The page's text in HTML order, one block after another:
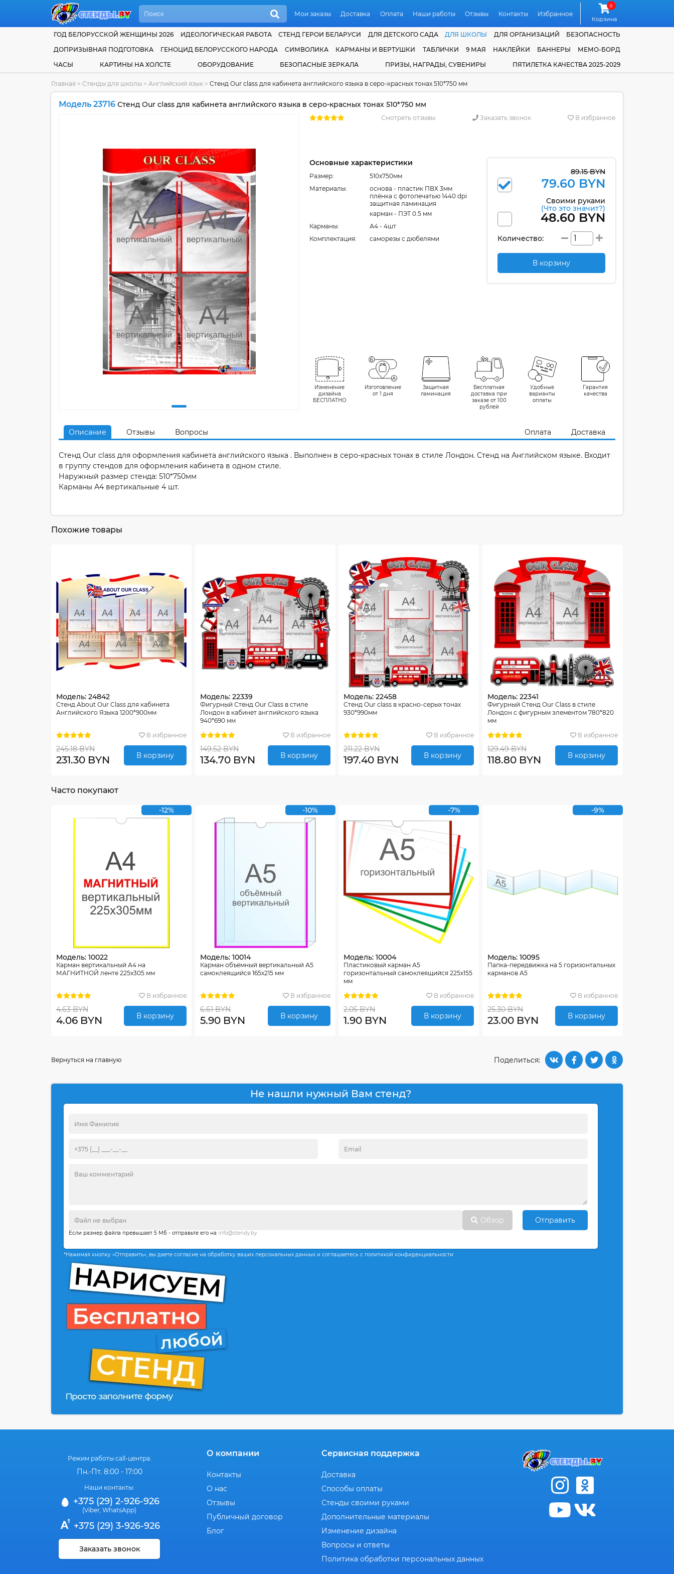
Мои заказы Доставка Оплата Наши работы Отзывы Контакты Избранное
0
Корзина
ГОД БЕЛОРУССКОЙ ЖЕНЩИНЫ 2026 ИДЕОЛОГИЧЕСКАЯ РАБОТА СТЕНД ГЕРОИ БЕЛАРУСИ ДЛЯ ДЕТСКОГО САДА ДЛЯ ШКОЛЫ ДЛЯ ОРГАНИЗАЦИЙ
БЕЗОПАСНОСТЬ
ДОПРИЗЫВНАЯ ПОДГОТОВКА
ГЕНОЦИД БЕЛОРУССКОГО НАРОДА СИМВОЛИКА КАРМАНЫ И ВЕРТУШКИ ТАБЛИЧКИ 9 МАЯ НАКЛЕЙКИ БАННЕРЫ
МЕМО-БОРД
ЧАСЫ
КАРТИНЫ НА ХОЛСТЕ ОБОРУДОВАНИЕ БЕЗОПАСНЫЕ ЗЕРКАЛА ПРИЗЫ, НАГРАДЫ, СУВЕНИРЫ ПЯТИЛЕТКА КАЧЕСТВА 2025-2029
Главная > Стенды для школы > Английский язык > Стенд Our class для кабинета английского языка в серо-красных тонах 510*750 мм
Модель 23716 Стенд Our class для кабинета английского языка в серо-красных тонах 510*750 мм
Смотреть отзывы Заказать звонок В избранное
Основные характеристики
Размер:
510x750мм
Материалы:
основа - пластик ПВХ 3мм
плёнка с фотопечатью 1440 dpi
защитная ламинация
карман - ПЭТ 0.5 мм
Карманы:
А4 - 4шт
Комплектация:
cаморезы с дюбелями
89.15 BYN
79.60 BYN
Своими руками
(Что это значит?)
48.60 BYN
Количество:
В корзину
Изменение
дизайна
БЕСПЛАТНО
Изготовление
от 1 дня
Защитная
ламинация
Бесплатная
доставка при
заказе от 100
рублей
Удобные
варианты
оплаты
Гарантия
качества
Описание Отзывы Вопросы Оплата Доставка
Стенд Our class для оформления кабинета английского языка . Выполнен в серо-красных тонах в стиле Лондон. Стенд на Английском языке. Входит
в группу стендов для оформления кабинета в одном стиле.
Наружный размер стенда: 510*750мм
Карманы А4 вертикальные 4 шт.
Похожие товары
Модель: 24842
Стенд About Our Class для кабинета
Английского Языка 1200*900мм
В избранное
245.18 BYN
231.30 BYN В корзину
Модель: 22339
Фигурный Стенд Our Class в стиле
Лондон в кабинет английского языка
940*690 мм
В избранное
149.52 BYN
134.70 BYN В корзину
Модель: 22458
Стенд Our class в красно-серых тонах
930*990мм
В избранное
211.22 BYN
197.40 BYN В корзину
Модель: 22341
Фигурный Стенд Our Class в стиле
Лондон с фигурным элементом 780*820
мм
В избранное
129.49 BYN
118.80 BYN В корзину
Часто покупают
-12%
Модель: 10022
Карман вертикальный А4 на
МАГНИТНОЙ ленте 225х305 мм
В избранное
4.63 BYN
4.06 BYN В корзину
-10%
Модель: 10014
Карман объёмный вертикальный А5
самоклеящийся 165х215 мм
В избранное
6.61 BYN
5.90 BYN В корзину
-7%
Модель: 10004
Пластиковый карман А5
горизонтальный самоклеящийся 225х155
мм
В избранное
2.05 BYN
1.90 BYN В корзину
-9%
Модель: 10095
Папка-передвижка на 5 горизонтальных
карманов А5
В избранное
25.30 BYN
23.00 BYN В корзину
Поделиться:
Вернуться на главную
Не нашли нужный Вам стенд?
Обзор Отправить
Если размер файла превышает 5 Мб - отправьте его на info@stendy.by
*Нажимая кнопку «Отправить», вы даете согласие на обработку ваших персональных данных и соглашаетесь с политикой конфиденциальности
Режим работы call-центра:
Пн.-Пт. 8:00 - 17:00
Наши контакты:
+375 (29) 2-926-926
(Viber, WhatsApp)
+375 (29) 3-926-926
Заказать звонок
О компании
Контакты
О нас
Отзывы
Публичный договор
Блог
Сервисная поддержка
Доставка
Способы оплаты
Стенды своими руками
Дополнительные материалы
Изменение дизайна
Вопросы и ответы
Политика обработки персональных данных